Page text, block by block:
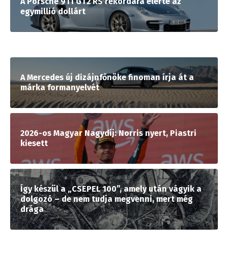
egymillió dollárt
A Mercedes új dizájnfőnöke finoman írja át a
márka formanyelvét
2026-os Magyar Nagydíj: Norris nyert, Piastri
kiesett
Így készül a „CSEPEL 100”, amely után vágyik a
dolgozó – de nem tudja megvenni, mert még
drága